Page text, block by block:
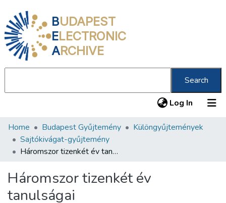
BUDAPEST
ELECTRONIC
ARCHIVE
Search
Log In (current)
Communities & Collections
All of DSpace
About us
Home Budapest Gyűjtemény
Különgyűjtemények
Sajtókivágat-gyűjtemény
Háromszor tizenkét év tanulságai
Háromszor tizenkét év
tanulságai